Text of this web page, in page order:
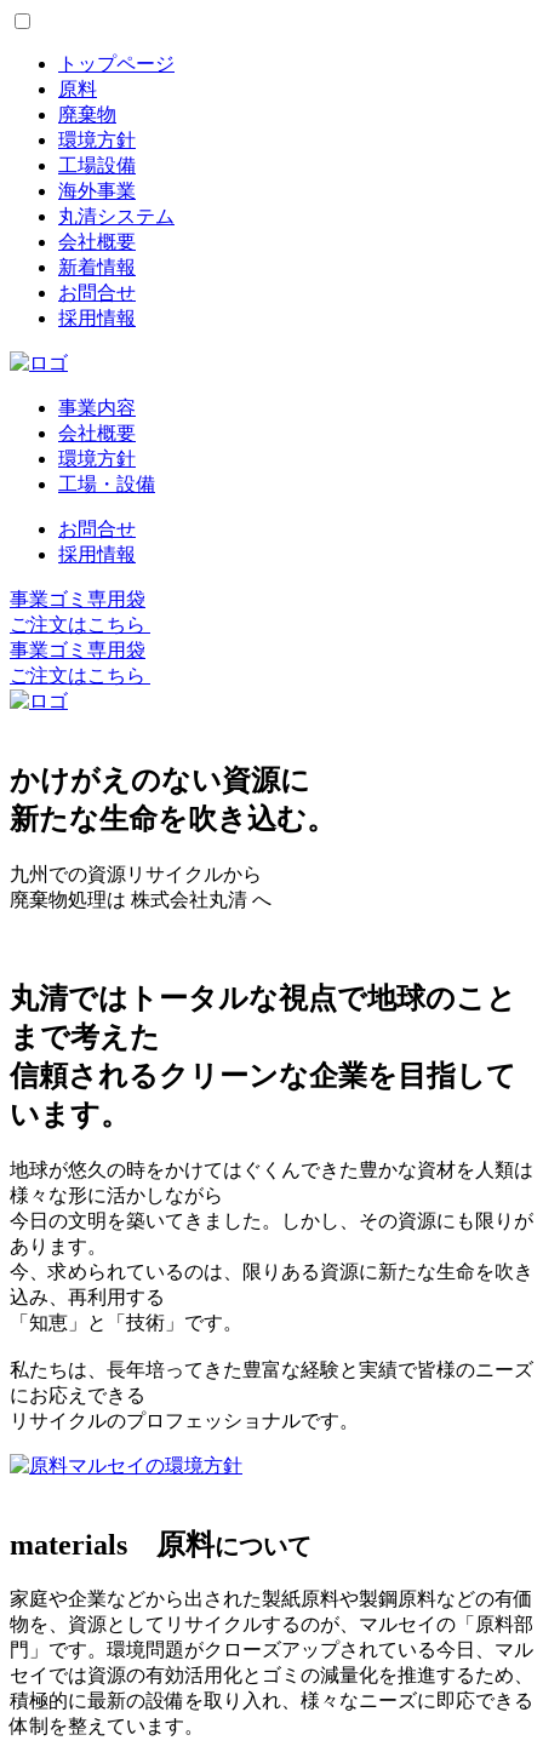
トップページ
原料
廃棄物
環境方針
工場設備
海外事業
丸清システム
会社概要
新着情報
お問合せ
採用情報
事業内容
会社概要
環境方針
工場・設備
お問合せ
採用情報
事業ゴミ専用袋
ご注文はこちら
事業ゴミ専用袋
ご注文はこちら
かけがえのない資源に
新たな生命を吹き込む。
九州での資源リサイクルから
廃棄物処理は 株式会社丸清 へ
丸清ではトータルな視点で地球のこと
まで考えた
信頼されるクリーンな企業を目指して
います。
地球が悠久の時をかけてはぐくんできた豊かな資材を人類は
様々な形に活かしながら
今日の文明を築いてきました。しかし、その資源にも限りが
あります。
今、求められているのは、限りある資源に新たな生命を吹き
込み、再利用する
「知恵」と「技術」です。
私たちは、長年培ってきた豊富な経験と実績で皆様のニーズ
にお応えできる
リサイクルのプロフェッショナルです。
マルセイの環境方針
materials 原料について
家庭や企業などから出された製紙原料や製鋼原料などの有価
物を、資源としてリサイクルするのが、マルセイの「原料部
門」です。環境問題がクローズアップされている今日、マル
セイでは資源の有効活用化とゴミの減量化を推進するため、
積極的に最新の設備を取り入れ、様々なニーズに即応できる
体制を整えています。